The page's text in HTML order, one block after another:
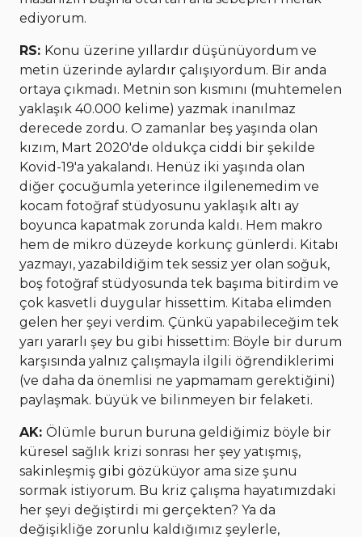
ediyorum.
RS: Konu üzerine yıllardır düşünüyordum ve
metin üzerinde aylardır çalışıyordum. Bir anda
ortaya çıkmadı. Metnin son kısmını (muhtemelen
yaklaşık 40.000 kelime) yazmak inanılmaz
derecede zordu. O zamanlar beş yaşında olan
kızım, Mart 2020'de oldukça ciddi bir şekilde
Kovid-19'a yakalandı. Henüz iki yaşında olan
diğer çocuğumla yeterince ilgilenemedim ve
kocam fotoğraf stüdyosunu yaklaşık altı ay
boyunca kapatmak zorunda kaldı. Hem makro
hem de mikro düzeyde korkunç günlerdi. Kitabı
yazmayı, yazabildiğim tek sessiz yer olan soğuk,
boş fotoğraf stüdyosunda tek başıma bitirdim ve
çok kasvetli duygular hissettim. Kitaba elimden
gelen her şeyi verdim. Çünkü yapabileceğim tek
yarı yararlı şey bu gibi hissettim: Böyle bir durum
karşısında yalnız çalışmayla ilgili öğrendiklerimi
(ve daha da önemlisi ne yapmamam gerektiğini)
paylaşmak. büyük ve bilinmeyen bir felaketi.
AK: Ölümle burun buruna geldiğimiz böyle bir
küresel sağlık krizi sonrası her şey yatışmış,
sakinleşmiş gibi gözüküyor ama size şunu
sormak istiyorum. Bu kriz çalışma hayatımızdaki
her şeyi değiştirdi mi gerçekten? Ya da
değişikliğe zorunlu kaldığımız şeylerle,